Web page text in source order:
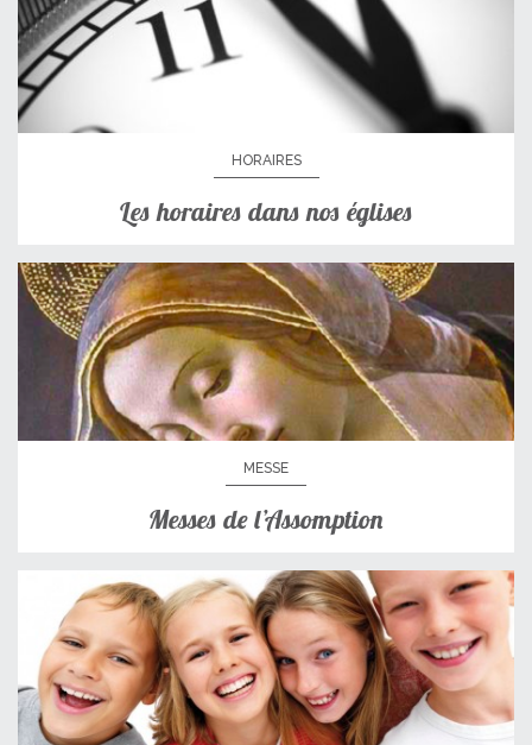
HORAIRES
Les horaires dans nos églises
MESSE
Messes de l’Assomption